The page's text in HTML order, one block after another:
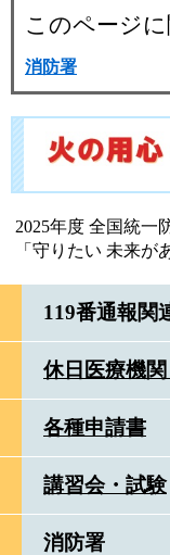
2025年度 全国統一
「守りたい 未来が
119番通報関
休日医療機
各種申請書
講習会・試験
消防署
このページ
消防署